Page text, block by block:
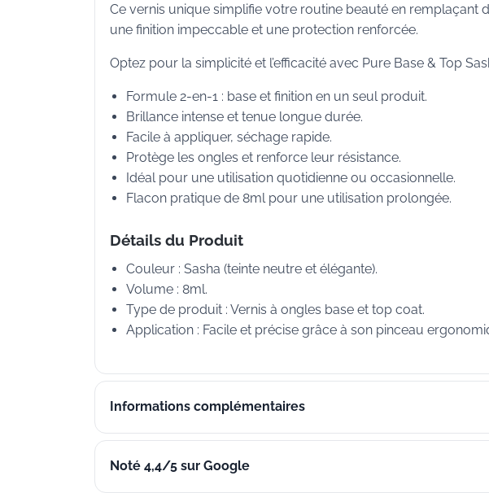
Ce vernis unique simplifie votre routine beauté en remplaçant
une finition impeccable et une protection renforcée.
Optez pour la simplicité et l’efficacité avec Pure Base & Top
Formule 2-en-1 : base et finition en un seul produit.
Brillance intense et tenue longue durée.
Facile à appliquer, séchage rapide.
Protège les ongles et renforce leur résistance.
Idéal pour une utilisation quotidienne ou occasionnelle.
Flacon pratique de 8ml pour une utilisation prolongée.
Détails du Produit
Couleur : Sasha (teinte neutre et élégante).
Volume : 8ml.
Type de produit : Vernis à ongles base et top coat.
Application : Facile et précise grâce à son pinceau
Informations complémentaires
Noté 4,4/5 sur Google